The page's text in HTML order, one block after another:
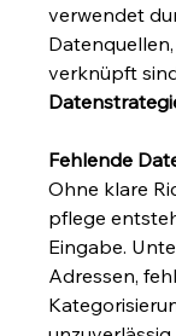
verwendet
verknüpft
Fehlende
Ohne klare
pflege
Eingabe.
Adressen,